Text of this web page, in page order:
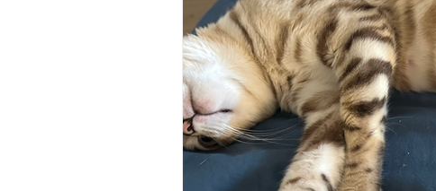
Standart du BENGAL Couleur
Ethologie du Bengal HISTOIRE